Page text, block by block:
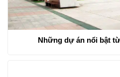
Những dự án nổi bật